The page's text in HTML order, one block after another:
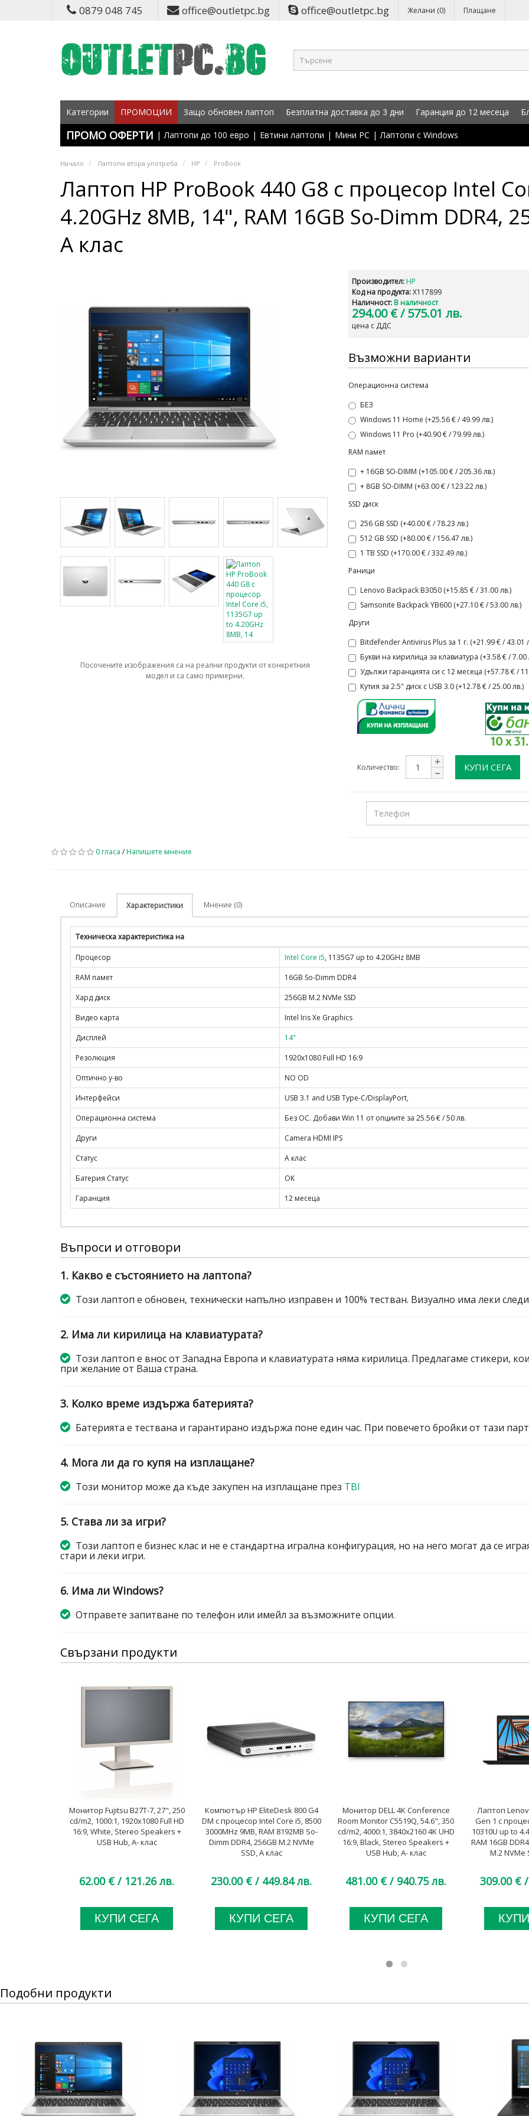
0879 048 745 office@outletpc.bg office@outletpc.bg Желани (0) Плащане
Категории ПРОМОЦИИ Защо обновен лаптоп Безплатна доставка до 3 дни Гаранция до 12 месеца
ПРОМО ОФЕРТИ | Лаптопи до 100 евро | Евтини лаптопи | Мини PC | Лаптопи с Windows
Начало Лаптопи втора употреба HP ProBook
Лаптоп HP ProBook 440 G8 с процесор Intel
4.20GHz 8MB, 14", RAM 16GB So-Dimm DDR4,
A клас
Посочените изображения са на реални продукти от конкретния
модел и са само примерни.
Производител: HP
Код на продукта: X117899
Наличност: В наличност
294.00 € / 575.01 лв.
цена с ДДС
Възможни варианти
Операционна система
БЕЗ
Windows 11 Home (+25.56 € / 49.99 лв.)
Windows 11 Pro (+40.90 € / 79.99 лв.)
RAM памет
+ 16GB SO-DIMM (+105.00 € / 205.36 лв.)
+ 8GB SO-DIMM (+63.00 € / 123.22 лв.)
SSD диск
256 GB SSD (+40.00 € / 78.23 лв.)
512 GB SSD (+80.00 € / 156.47 лв.)
1 TB SSD (+170.00 € / 332.49 лв.)
Раници
Lenovo Backpack B3050 (+15.85 € / 31.00 лв.)
Samsonite Backpack YB600 (+27.10 € / 53.00 лв.)
Други
Bitdefender Antivirus Plus за 1 г. (+21.99 € / 43.01
Букви на кирилица за клавиатура (+3.58 € / 7.00
Удължи гаранцията си с 12 месеца (+57.78 € /
Кутия за 2.5" диск с USB 3.0 (+12.78 € / 25.00 лв.)
10 x
Количество: КУПИ СЕГА
0 гласа /Напишете мнение
Описание Характеристики Мнение (0)
Техническа характеристика на
Процесор Intel Core i5, 1135G7 up to 4.20GHz 8MB
RAM памет
16GB So-Dimm DDR4
Хард диск
256GB M.2 NVMe SSD
Видео карта
Intel Iris Xe Graphics
Дисплей
14"
Резолюция
1920x1080 Full HD 16:9
Оптично у-во
NO OD
Интерфейси
USB 3.1 and USB Type-C/DisplayPort,
Операционна система
Без ОС. Добави Win 11 от опциите за 25.56 € / 50 лв.
Други
Camera HDMI IPS
Статус
A клас
Батерия Статус
OK
Гаранция
12 месеца
Въпроси и отговори
1. Какво е състоянието на лаптопа?
Този лаптоп е обновен, технически напълно изправен и 100% тестван. Визуално има леки
2. Има ли кирилица на клавиатурата?
Този лаптоп е внос от Западна Европа и клавиатурата няма кирилица. Предлагаме стикери,
при желание от Ваша страна.
3. Колко време издържа батерията?
Батерията е тествана и гарантирано издържа поне един час. При повечето бройки от тази
4. Мога ли да го купя на изплащане?
Този монитор може да къде закупен на изплащане през TBI
5. Става ли за игри?
Този лаптоп е бизнес клас и не е стандартна игрална конфигурация, но на него могат да се
стари и леки игри.
6. Има ли Windows?
Отправете запитване по телефон или имейл за възможните опции.
Свързани продукти
Монитор Fujitsu B27T-7, 27", 250
cd/m2, 1000:1, 1920x1080 Full HD
16:9, White, Stereo Speakers +
USB Hub, A- клас
62.00 € / 121.26 лв.
КУПИ СЕГА
Компютър HP EliteDesk 800 G4
DM с процесор Intel Core i5, 8500
3000MHz 9MB, RAM 8192MB So-
Dimm DDR4, 256GB M.2 NVMe
SSD, A клас
230.00 € / 449.84 лв.
КУПИ СЕГА
Монитор DELL 4K Conference
Room Monitor C5519Q, 54.6", 350
cd/m2, 4000:1, 3840x2160 4K UHD
16:9, Black, Stereo Speakers +
USB Hub, A- клас
481.00 € / 940.75 лв.
КУПИ СЕГА
Лаптоп
Gen 1 с
10310U up to
RAM 16GB
M.2 NVMe
309.00 €
Подобни продукти